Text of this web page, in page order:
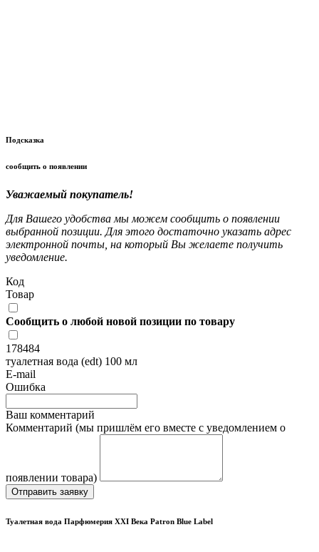
Подсказка
сообщить о появлении
Уважаемый покупатель!
Для Вашего удобства мы можем сообщить о появлении
выбранной позиции. Для этого достаточно указать адрес
электронной почты, на который Вы желаете получить
уведомление.
Код
Товар
Сообщить о любой новой позиции по товару
178484
туалетная вода (edt) 100 мл
E-mail
Ошибка
Ваш комментарий
Комментарий (мы пришлём его вместе с уведомлением о
появлении товара)
Отправить заявку
Туалетная вода Парфюмерия XXI Века Patron Blue Label